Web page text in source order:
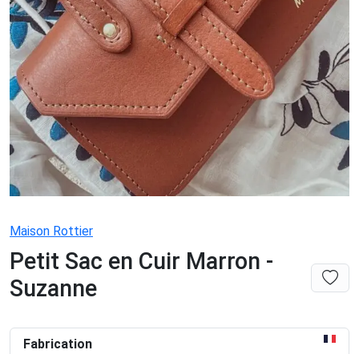
Maison Rottier
Petit Sac en Cuir Marron -
Suzanne
Fabrication